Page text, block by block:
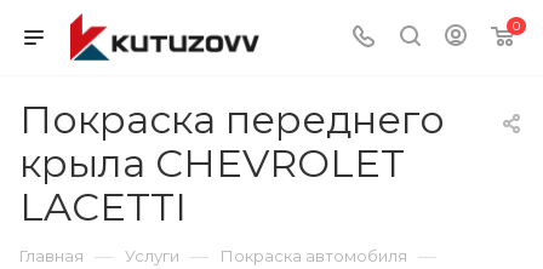
0
Покраска переднего
крыла CHEVROLET
LACETTI
Главная — Услуги — Покраска автомобиля —